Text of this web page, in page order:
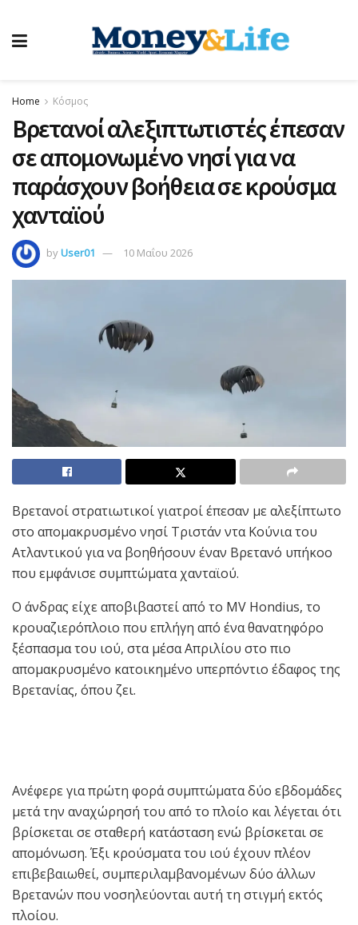
Home Κόσμος
Βρετανοί αλεξιπτωτιστές έπεσαν
σε απομονωμένο νησί για να
παράσχουν βοήθεια σε κρούσμα
χανταϊού
byUser01 10 Μαΐου 2026
Βρετανοί στρατιωτικοί γιατροί έπεσαν με αλεξίπτωτο
στο απομακρυσμένο νησί Τριστάν ντα Κούνια του
Ατλαντικού για να βοηθήσουν έναν Βρετανό υπήκοο
που εμφάνισε συμπτώματα χανταϊού.
Ο άνδρας είχε αποβιβαστεί από το MV Hondius, το
κρουαζιερόπλοιο που επλήγη από ένα θανατηφόρο
ξέσπασμα του ιού, στα μέσα Απριλίου στο πιο
απομακρυσμένο κατοικημένο υπερπόντιο έδαφος της
Βρετανίας, όπου ζει.
Ανέφερε για πρώτη φορά συμπτώματα δύο εβδομάδες
μετά την αναχώρησή του από το πλοίο και λέγεται ότι
βρίσκεται σε σταθερή κατάσταση ενώ βρίσκεται σε
απομόνωση. Έξι κρούσματα του ιού έχουν πλέον
επιβεβαιωθεί, συμπεριλαμβανομένων δύο άλλων
Βρετανών που νοσηλεύονται αυτή τη στιγμή εκτός
πλοίου.